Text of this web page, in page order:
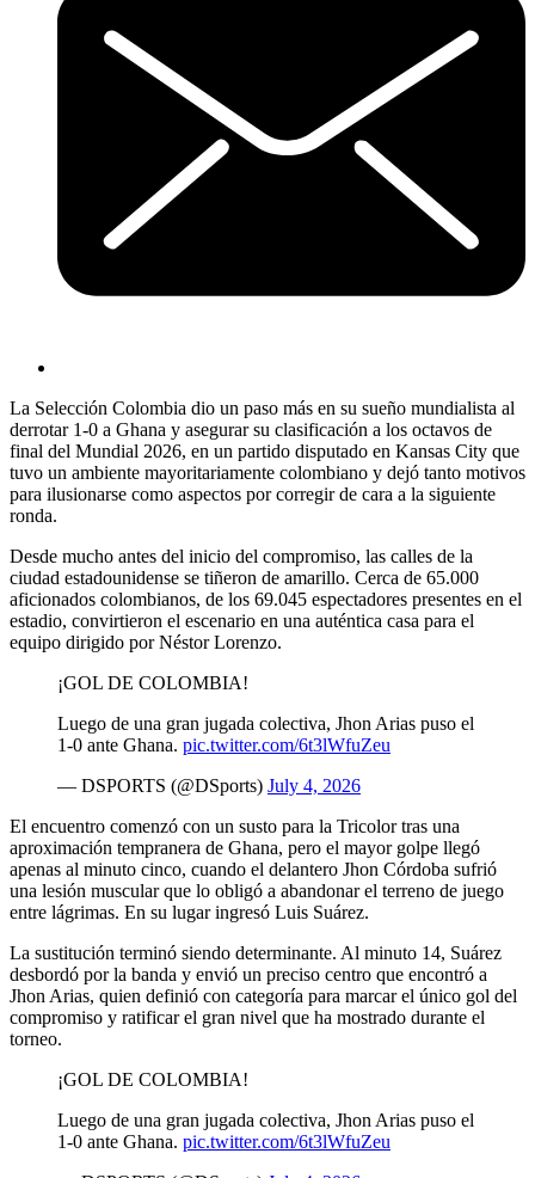
La Selección Colombia dio un paso más en su sueño mundialista al
derrotar 1-0 a Ghana y asegurar su clasificación a los octavos de
final del Mundial 2026, en un partido disputado en Kansas City que
tuvo un ambiente mayoritariamente colombiano y dejó tanto motivos
para ilusionarse como aspectos por corregir de cara a la siguiente
ronda.
Desde mucho antes del inicio del compromiso, las calles de la
ciudad estadounidense se tiñeron de amarillo. Cerca de 65.000
aficionados colombianos, de los 69.045 espectadores presentes en el
estadio, convirtieron el escenario en una auténtica casa para el
equipo dirigido por Néstor Lorenzo.
¡GOL DE COLOMBIA!
Luego de una gran jugada colectiva, Jhon Arias puso el
1-0 ante Ghana. pic.twitter.com/6t3lWfuZeu
— DSPORTS (@DSports) July 4, 2026
El encuentro comenzó con un susto para la Tricolor tras una
aproximación tempranera de Ghana, pero el mayor golpe llegó
apenas al minuto cinco, cuando el delantero Jhon Córdoba sufrió
una lesión muscular que lo obligó a abandonar el terreno de juego
entre lágrimas. En su lugar ingresó Luis Suárez.
La sustitución terminó siendo determinante. Al minuto 14, Suárez
desbordó por la banda y envió un preciso centro que encontró a
Jhon Arias, quien definió con categoría para marcar el único gol del
compromiso y ratificar el gran nivel que ha mostrado durante el
torneo.
¡GOL DE COLOMBIA!
Luego de una gran jugada colectiva, Jhon Arias puso el
1-0 ante Ghana. pic.twitter.com/6t3lWfuZeu